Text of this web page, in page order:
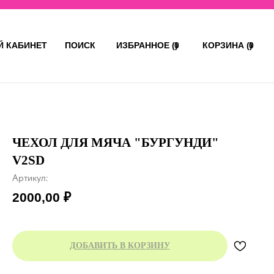
0
КОРЗИНА (ㅤ)
0
ИЗБРАННОЕ (ㅤ)
ПОИСК
КАБИНЕТ
ЧЕХОЛ ДЛЯ МЯЧА "БУРГУНДИ"
V2SD
Артикул:
2000,00 ₽
ДОБАВИТЬ В КОРЗИНУ